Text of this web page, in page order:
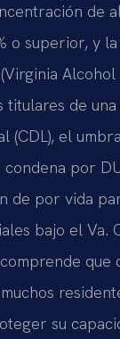
de
o superior, y
(Virginia Alcohol
titulares de
(CDL), el
condena por
de por vida
bajo el Va.
que
su